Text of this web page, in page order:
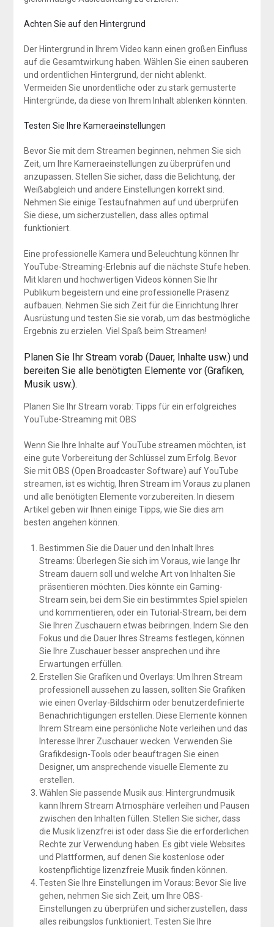
Achten Sie auf den Hintergrund
Der Hintergrund in Ihrem Video kann einen großen Einfluss
auf die Gesamtwirkung haben. Wählen Sie einen sauberen
und ordentlichen Hintergrund, der nicht ablenkt.
Vermeiden Sie unordentliche oder zu stark gemusterte
Hintergründe, da diese von Ihrem Inhalt ablenken könnten.
Testen Sie Ihre Kameraeinstellungen
Bevor Sie mit dem Streamen beginnen, nehmen Sie sich
Zeit, um Ihre Kameraeinstellungen zu überprüfen und
anzupassen. Stellen Sie sicher, dass die Belichtung, der
Weißabgleich und andere Einstellungen korrekt sind.
Nehmen Sie einige Testaufnahmen auf und überprüfen
Sie diese, um sicherzustellen, dass alles optimal
funktioniert.
Eine professionelle Kamera und Beleuchtung können Ihr
YouTube-Streaming-Erlebnis auf die nächste Stufe heben.
Mit klaren und hochwertigen Videos können Sie Ihr
Publikum begeistern und eine professionelle Präsenz
aufbauen. Nehmen Sie sich Zeit für die Einrichtung Ihrer
Ausrüstung und testen Sie sie vorab, um das bestmögliche
Ergebnis zu erzielen. Viel Spaß beim Streamen!
Planen Sie Ihr Stream vorab (Dauer, Inhalte usw.) und
bereiten Sie alle benötigten Elemente vor (Grafiken,
Musik usw.).
Planen Sie Ihr Stream vorab: Tipps für ein erfolgreiches
YouTube-Streaming mit OBS
Wenn Sie Ihre Inhalte auf YouTube streamen möchten, ist
eine gute Vorbereitung der Schlüssel zum Erfolg. Bevor
Sie mit OBS (Open Broadcaster Software) auf YouTube
streamen, ist es wichtig, Ihren Stream im Voraus zu planen
und alle benötigten Elemente vorzubereiten. In diesem
Artikel geben wir Ihnen einige Tipps, wie Sie dies am
besten angehen können.
Bestimmen Sie die Dauer und den Inhalt Ihres
Streams: Überlegen Sie sich im Voraus, wie lange Ihr
Stream dauern soll und welche Art von Inhalten Sie
präsentieren möchten. Dies könnte ein Gaming-
Stream sein, bei dem Sie ein bestimmtes Spiel spielen
und kommentieren, oder ein Tutorial-Stream, bei dem
Sie Ihren Zuschauern etwas beibringen. Indem Sie den
Fokus und die Dauer Ihres Streams festlegen, können
Sie Ihre Zuschauer besser ansprechen und ihre
Erwartungen erfüllen.
Erstellen Sie Grafiken und Overlays: Um Ihren Stream
professionell aussehen zu lassen, sollten Sie Grafiken
wie einen Overlay-Bildschirm oder benutzerdefinierte
Benachrichtigungen erstellen. Diese Elemente können
Ihrem Stream eine persönliche Note verleihen und das
Interesse Ihrer Zuschauer wecken. Verwenden Sie
Grafikdesign-Tools oder beauftragen Sie einen
Designer, um ansprechende visuelle Elemente zu
erstellen.
Wählen Sie passende Musik aus: Hintergrundmusik
kann Ihrem Stream Atmosphäre verleihen und Pausen
zwischen den Inhalten füllen. Stellen Sie sicher, dass
die Musik lizenzfrei ist oder dass Sie die erforderlichen
Rechte zur Verwendung haben. Es gibt viele Websites
und Plattformen, auf denen Sie kostenlose oder
kostenpflichtige lizenzfreie Musik finden können.
Testen Sie Ihre Einstellungen im Voraus: Bevor Sie live
gehen, nehmen Sie sich Zeit, um Ihre OBS-
Einstellungen zu überprüfen und sicherzustellen, dass
alles reibungslos funktioniert. Testen Sie Ihre